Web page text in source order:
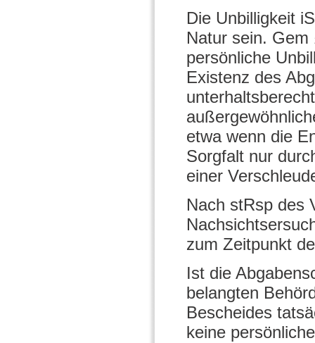
Die Unbilligkeit
Natur sein.
persönliche
Existenz des
etwa wenn die
Sorgfalt nur
einer
Nach stRsp des
zum Zeitpunkt
Ist die
belangten
Bescheides
keine